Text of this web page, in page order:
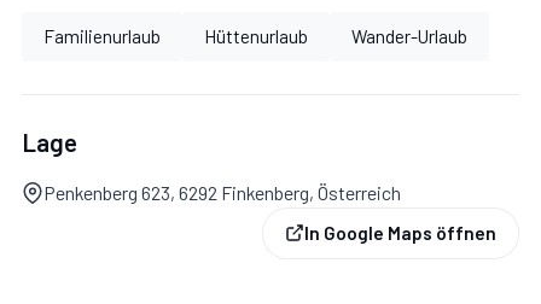
2 separate WCs
Familienurlaub Hüttenurlaub Wander-Urlaub
Lage
Penkenberg 623, 6292 Finkenberg, Österreich
In Google Maps öffnen